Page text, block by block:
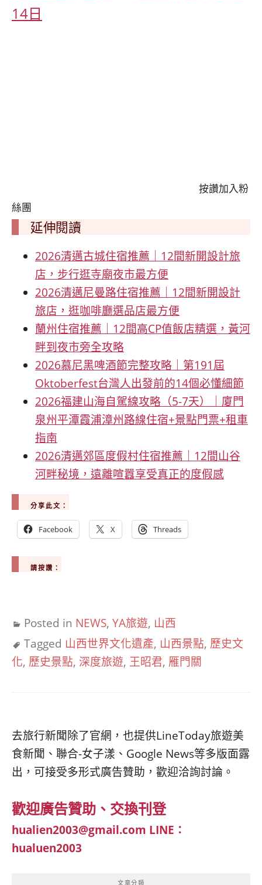
14日
按讚加入粉
絲團
延伸閱讀
2026清邁古城住宿推薦｜12間新開設計旅
店，步行逛寺廟夜市最方便
2026清邁尼曼路住宿推薦｜12間新開設計
旅店，逛咖啡廳選品店最方便
蘭州住宿推薦｜12間高CP值飯店精選，黃河
畔到夜市旁全攻略
2026慕尼黑啤酒節完整攻略｜第191屆
Oktoberfest台灣人出發前的14個必懂細節
2026福建山海自駕線攻略（5-7天）｜廈門
泉州平潭霞浦漳州路線住宿+景點門票+租車
指南
2026清邁郊區度假村住宿推薦｜12間山谷
河畔秘境，遠離喧囂享受真正的度假感
分享此文：
Facebook X Threads
請按讚：
Posted in NEWS, YA旅遊, 山西
Tagged 山西世界文化遺產, 山西景點, 歷史文
化, 歷史景點, 深度旅遊, 王昭君, 雁門關
去旅行新聞除了官網，也提供LineToday旅遊美
食新聞、聯合-女子漾、Google News等多版面露
出，可接受多形式廣告贊助，歡迎洽詢討論。
歡迎廣告贊助、交換刊登
hualien2003@gmail.com LINE：
hualuen2003
文章分類